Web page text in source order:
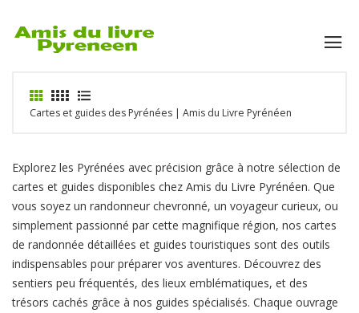
Cartes et guides des Pyrénées | Amis du Livre Pyrénéen
Explorez les Pyrénées avec précision grâce à notre sélection de
cartes et guides disponibles chez Amis du Livre Pyrénéen. Que
vous soyez un randonneur chevronné, un voyageur curieux, ou
simplement passionné par cette magnifique région, nos cartes
de randonnée détaillées et guides touristiques sont des outils
indispensables pour préparer vos aventures. Découvrez des
sentiers peu fréquentés, des lieux emblématiques, et des
trésors cachés grâce à nos guides spécialisés. Chaque ouvrage